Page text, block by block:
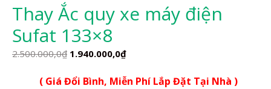
Thay Ắc quy xe máy điện
Sufat 133×8
2.500.000,0₫ Giá
là:
1.940.000,0₫Giá
tại
( Giá Đổi Bình, Miễn Phí Lắp Đặt Tại Nhà )